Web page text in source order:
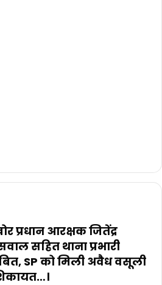
प्रधान आरक्षक जितेंद्र
सहित थाना प्रभारी
SP को मिली अवैध वसूली